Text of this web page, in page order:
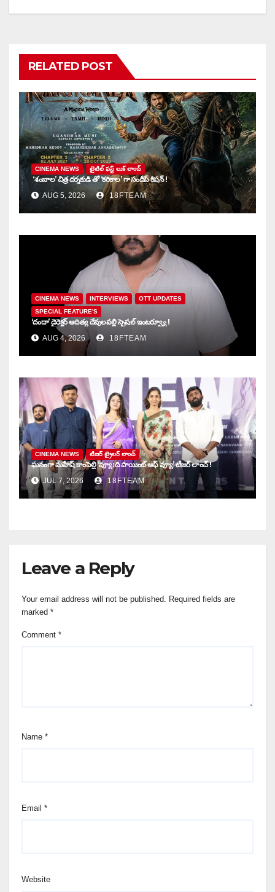
RELATED POST
CINEMA NEWS టైటిల్ ఫస్ట్ లుక్ లాంచ్
‘శంబాల’ చిత్ర దర్శకుడి తో ‘కరికాల’ గా సందీప్ కిషన్ !
AUG 5, 2026 18FTEAM
CINEMA NEWS INTERVIEWS
OTT UPDATES
SPECIAL FEATURE'S
‘దందా’ డైరెక్ట‌ర్ ఆదిత్య దేవులపల్లి స్పెషల్ ఇంటర్వ్యూ !
AUG 4, 2026 18FTEAM
CINEMA NEWS టిజర్ ట్రైలర్ లాంచ్
ఘనంగా మహేష్ కాంపెల్లి ‘వ్యూ: ది పాయింట్ ఆఫ్ వ్యూ’ టీజర్ లాంచ్ !
JUL 7, 2026 18FTEAM
Leave a Reply
Your email address will not be published. Required fields are
marked *
Comment *
Name *
Email *
Website